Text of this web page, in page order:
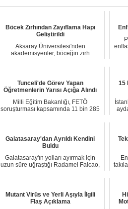
Böcek Zırhından Zayıflama Hapı
Geliştirildi
Aksaray Üniversitesi'nden
akademisyenler, böceğin zırh
Tunceli'de Görev Yapan
Öğretmenlerin Yarısı Açığa Alındı
Milli Eğitim Bakanlığı, FETÖ
soruşturması kapsamında 11 bin 285
15
Galatasaray'dan Ayrıldı Kendini
Buldu
Galatasaray'ın yolları ayırmak için
uzun süre uğraştığı Radamel Falcao,
Mutant Virüs ve Yerli Aşıyla İlgili
Flaş Açıklama